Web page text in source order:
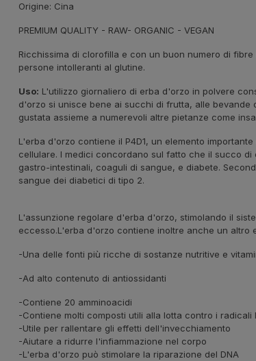
Origine: Cina
PREMIUM QUALITY - RAW- ORGANIC - VEGAN
Ricchissima di clorofilla e con un buon numero di
persone intolleranti al glutine.
Uso: L'utilizzo giornaliero di erba d'orzo in polvere
d'orzo si unisce bene ai succhi di frutta, alle
gustata assieme a numerevoli altre pietanze come
L'erba d'orzo contiene il P4D1, un elemento
cellulare. I medici concordano sul fatto che il succo
gastro-intestinali, coaguli di sangue, e diabete.
sangue dei diabetici di tipo 2.
L'assunzione regolare d'erba d'orzo, stimolando il
eccesso.L'erba d'orzo contiene inoltre anche un altro
-Una delle fonti più ricche di sostanze nutritive e
-Ad alto contenuto di antiossidanti
-Contiene 20 amminoacidi
-Contiene molti composti utili alla lotta contro i radicali
-Utile per rallentare gli effetti dell'invecchiamento
-Aiutare a ridurre l'infiammazione nel corpo
-L'erba d'orzo può stimolare la riparazione del DNA